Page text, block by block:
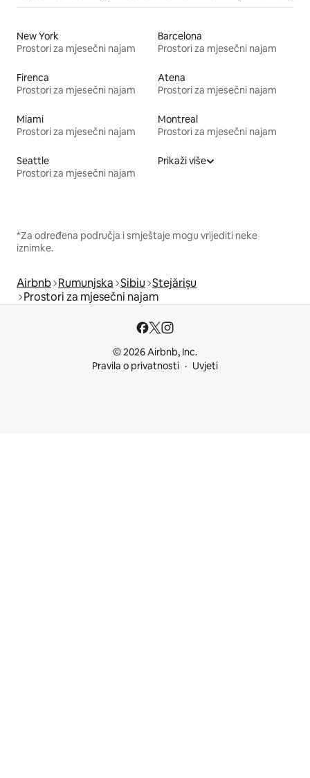
New York
Prostori za mjesečni najam
Barcelona
Prostori za mjesečni najam
Firenca
Prostori za mjesečni najam
Atena
Prostori za mjesečni najam
Miami
Prostori za mjesečni najam
Montreal
Prostori za mjesečni najam
Seattle
Prostori za mjesečni najam
Prikaži više
*Za određena područja i smještaje mogu vrijediti neke
iznimke.
Airbnb Rumunjska Sibiu Stejărișu
Prostori za mjesečni najam
© 2026 Airbnb, Inc.
Pravila o privatnosti
Uvjeti